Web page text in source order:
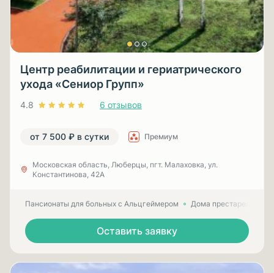
Центр реабилитации и гериатрического
ухода «Сениор Групп»
4.8 6 отзывов
от 7 500 ₽ в сутки Премиум
Московская область, Люберцы, пгт. Малаховка, ул.
Константинова, 42А
Пансионаты для больных с Альцгеймером Дома престарелых
Оставить заявку